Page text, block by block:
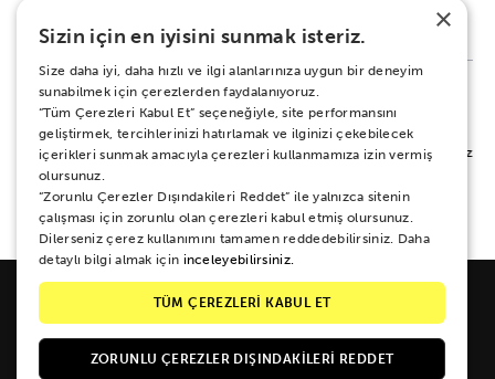
147 Ürün
%100 MEMNUNİYET SÖZÜ
Alışverişiniz sırasında ya da sonrasında koşulsuz mutluluğunuz için yanınızdayız.
Her ne sebeple olursa olsun 15 gün boyunca iade ve değişim garantisi Zuhal
Müzik güvencesinde.
Galipdede Cad. No: 33 Tünel / Beyoğlu / İSTANBUL
×
Sizin için en iyisini sunmak isteriz.
Size daha iyi, daha hızlı ve ilgi alanlarınıza uygun bir deneyim
sunabilmek için çerezlerden faydalanıyoruz.
“Tüm Çerezleri Kabul Et” seçeneğiyle, site performansını
geliştirmek, tercihlerinizi hatırlamak ve ilginizi çekebilecek
içerikleri sunmak amacıyla çerezleri kullanmamıza izin vermiş
olursunuz.
“Zorunlu Çerezler Dışındakileri Reddet” ile yalnızca sitenin
çalışması için zorunlu olan çerezleri kabul etmiş olursunuz.
Dilerseniz çerez kullanımını tamamen reddedebilirsiniz. Daha
detaylı bilgi almak için inceleyebilirsiniz.
TÜM ÇEREZLERİ KABUL ET
ZORUNLU ÇEREZLER DIŞINDAKILERI REDDET